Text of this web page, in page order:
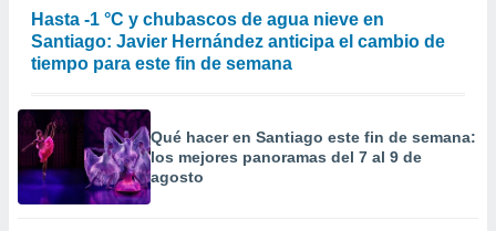
Hasta -1 °C y chubascos de agua nieve en
Santiago: Javier Hernández anticipa el cambio de
tiempo para este fin de semana
Qué hacer en Santiago este fin de semana:
los mejores panoramas del 7 al 9 de
agosto